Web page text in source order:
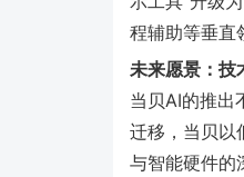
程辅助等垂直
未来愿景：技
当贝AI的推出
迁移，当贝以
与智能硬件的